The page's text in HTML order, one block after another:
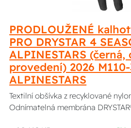
PRODLOUŽENÉ
PRO DRYSTAR 4
ALPINESTARS (černá,
provedení) 2026
ALPINESTARS
Textilní obšívka z recyklované
Odnímatelná membrána